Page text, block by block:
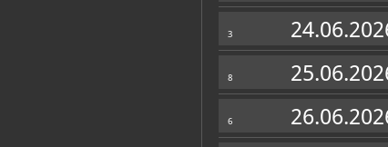
3
8
6